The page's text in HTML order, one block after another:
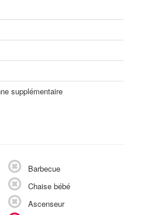
supplémentaire
Barbecue
Chaise bébé
Ascenseur